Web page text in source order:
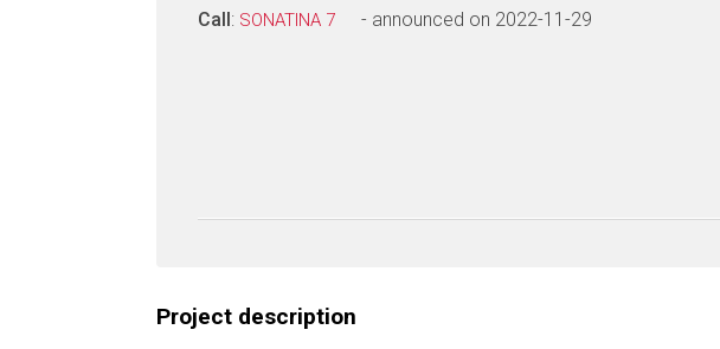
Call: SONATINA 7 - announced on 2022-11-29
Project description